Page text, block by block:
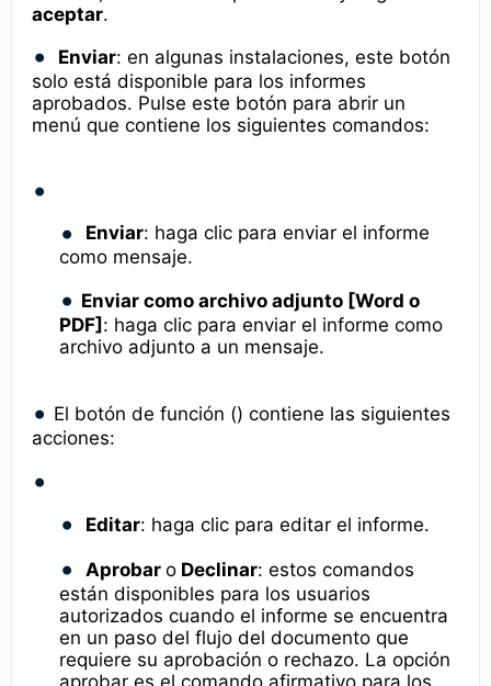
aceptar.
Enviar: en algunas instalaciones, este botón
solo está disponible para los informes
aprobados. Pulse este botón para abrir un
menú que contiene los siguientes comandos:
Enviar: haga clic para enviar el informe
como mensaje.
Enviar como archivo adjunto [Word o
PDF]: haga clic para enviar el informe como
archivo adjunto a un mensaje.
El botón de función () contiene las siguientes
acciones:
Editar: haga clic para editar el informe.
Aprobaro Declinar: estos comandos
están disponibles para los usuarios
autorizados cuando el informe se encuentra
en un paso del flujo del documento que
requiere su aprobación o rechazo. La opción
aprobar es el comando afirmativo para los